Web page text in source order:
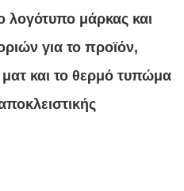
λογότυπο μάρκας και
για το προϊόν,
και το θερμό τυπώμα